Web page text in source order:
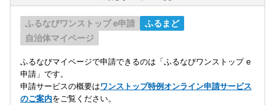
ふるなびワンストップ e申請
ふるまど
自治体マイページ
ふるなびマイページで申請できるのは「ふるなびワンストップ e
申請」です。
申請サービスの概要はワンストップ特例オンライン申請サービス
のご案内をご覧ください。